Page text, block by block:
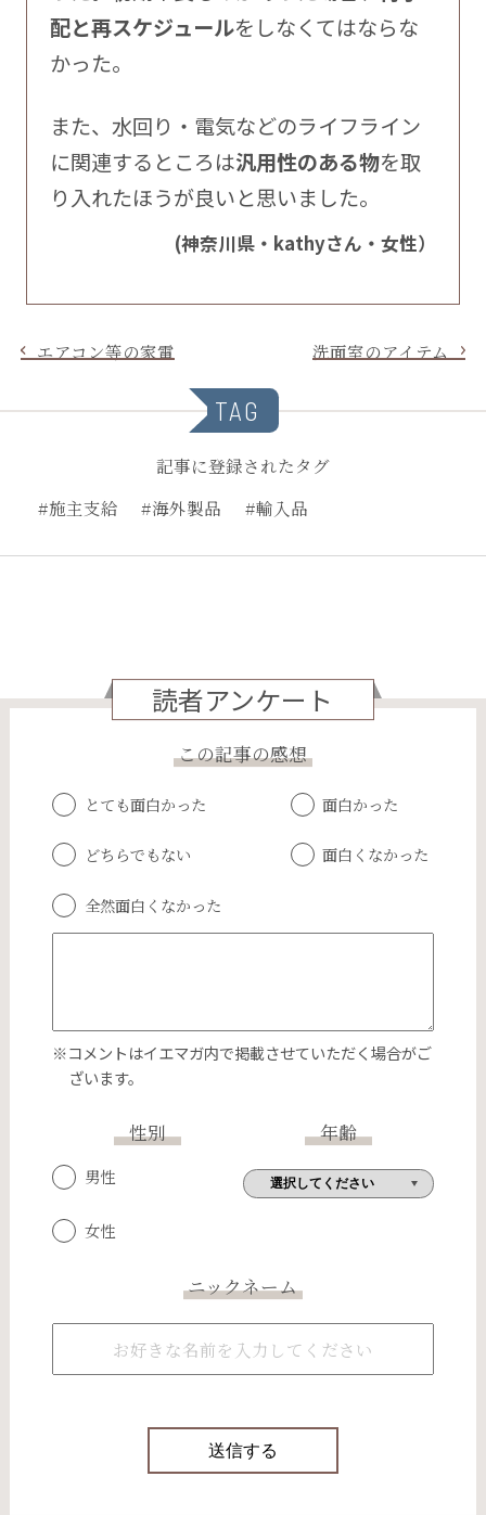
配と再スケジュールをしなくてはならな
かった。
また、水回り・電気などのライフライン
に関連するところは汎用性のある物を取
り入れたほうが良いと思いました。
(神奈川県・kathyさん・女性）
エアコン等の家電 洗面室のアイテム
TAG
記事に登録されたタグ
#施主支給
#海外製品 #輸入品
読者アンケート
この記事の感想
とても面白かった 面白かった
どちらでもない 面白くなかった
全然面白くなかった
※コメントはイエマガ内で掲載させていただく場合がご
ざいます。
性別
男性
女性
年齢
ニックネーム